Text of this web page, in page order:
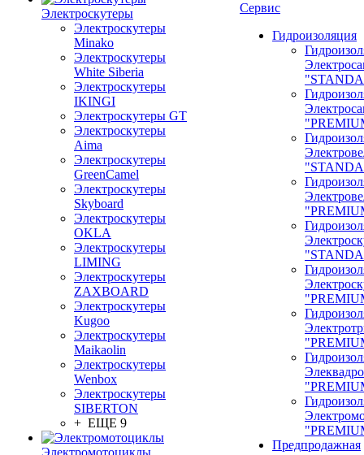
Электроскутеры
Электроскутеры
Minako
Электроскутеры
White Siberia
Электроскутеры
IKINGI
Электроскутеры GT
Электроскутеры
Aima
Электроскутеры
GreenCamel
Электроскутеры
Skyboard
Электроскутеры
OKLA
Электроскутеры
LIMING
Электроскутеры
ZAXBOARD
Электроскутеры
Kugoo
Электроскутеры
Maikaolin
Электроскутеры
Wenbox
Электроскутеры
SIBERTON
+ ЕЩЕ 9
Электромотоциклы
Сервис
Гидроизоляция
Предпродажная